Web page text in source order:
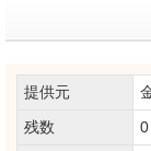
提供元
残数
0